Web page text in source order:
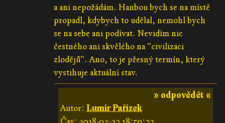
a ani nepožádám. Hanbou bych se na místě
propadl, kdybych to udělal, nemohl bych
se na sebe ani podívat. Nevidím nic
čestného ani skvělého na "civilizaci
zlodějů". Ano, to je přesný termín, který
vystihuje aktuální stav.
» odpovědět «
Autor: Lumír Pařízek